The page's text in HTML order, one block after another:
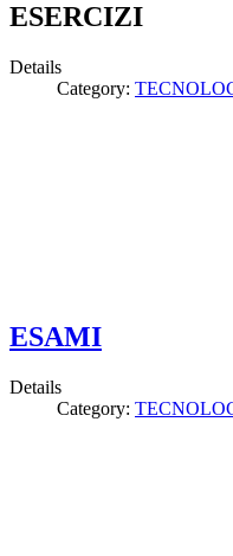
ESERCIZI
Details
Category:
ESAMI
Details
Category: